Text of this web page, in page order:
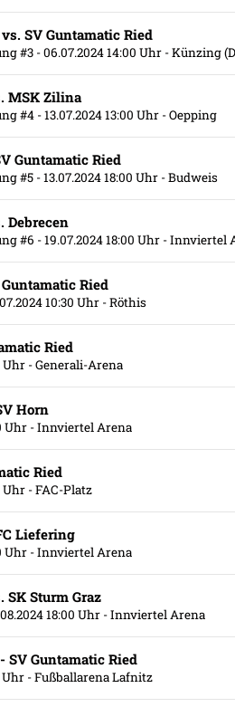
SV Guntamatic Ried
#3 - 06.07.2024 14:00 Uhr - Künzing
MSK Zilina
#4 - 13.07.2024 13:00 Uhr - Oepping
Guntamatic Ried
#5 - 13.07.2024 18:00 Uhr - Budweis
Debrecen
#6 - 19.07.2024 18:00 Uhr - Innviertel
Ried
10:30 Uhr - Röthis
Ried
Uhr - Generali-Arena
Horn
Uhr - Innviertel Arena
Ried
Uhr - FAC-Platz
Liefering
Uhr - Innviertel Arena
SK Sturm Graz
18:00 Uhr - Innviertel Arena
Guntamatic Ried
Uhr - Fußballarena Lafnitz